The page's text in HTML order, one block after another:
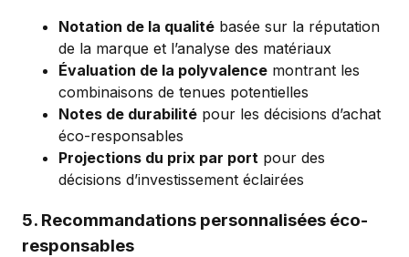
Notation de la qualité basée sur la réputation
de la marque et l’analyse des matériaux
Évaluation de la polyvalence montrant les
combinaisons de tenues potentielles
Notes de durabilité pour les décisions d’achat
éco-responsables
Projections du prix par port pour des
décisions d’investissement éclairées
5. Recommandations personnalisées éco-
responsables